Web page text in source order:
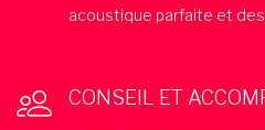
acoustique parfaite et
CONSEIL ET